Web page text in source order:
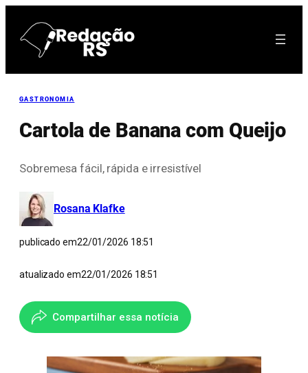
para
GASTRONOMIA
Cartola de Banana com Queijo
Sobremesa fácil, rápida e irresistível
Rosana Klafke
publicado em22/01/2026 18:51
atualizado em22/01/2026 18:51
Compartilhar essa notícia